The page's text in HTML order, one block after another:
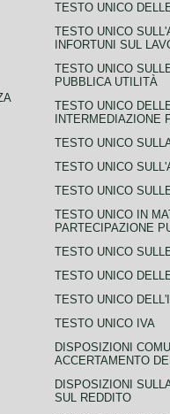
TESTO UNICO
TESTO UNICO
INFORTUNI SUL
TESTO UNICO
PUBBLICA UTILITÀ
TESTO UNICO
INTERMEDIAZIONE
TESTO UNICO
TESTO UNICO
TESTO UNICO
TESTO UNICO IN
PARTECIPAZIONE
TESTO UNICO
TESTO UNICO
TESTO UNICO
TESTO UNICO IVA
DISPOSIZIONI
ACCERTAMENTO
DISPOSIZIONI
SUL REDDITO